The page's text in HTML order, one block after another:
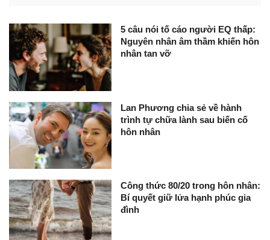
5 câu nói tố cáo người EQ thấp:
Nguyên nhân âm thầm khiến hôn
nhân tan vỡ
Lan Phương chia sẻ về hành
trình tự chữa lành sau biến cố
hôn nhân
Công thức 80/20 trong hôn nhân:
Bí quyết giữ lửa hạnh phúc gia
đình